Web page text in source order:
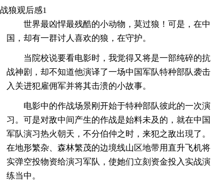
战狼观后感1
世界最凶悍最残酷的小动物，莫过狼！可是，在中
国，却有一群讨人喜欢的狼，在守护。
当院校说要看电影时，我觉得又将是一部纯碎的抗
战神剧，却不知道他演译了一场中国军队特种部队袭击
入关进犯雇佣军并将其击溃的小故事。
电影中的作战场景刚开始于特种部队彼此的一次演
习。可是对敌中间产生的作战是始料未及的，就在中国
军队演习热火朝天，不分伯仲之时，来犯之敌出現了。
在地形繁杂、森林繁茂的边境线山区地带用直升飞机将
实弹空投物资给演习军队，使她们立刻资金投入实战演
练当中。